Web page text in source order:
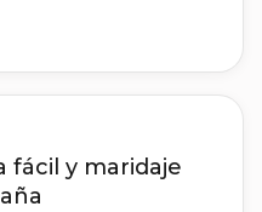
fácil y maridaje